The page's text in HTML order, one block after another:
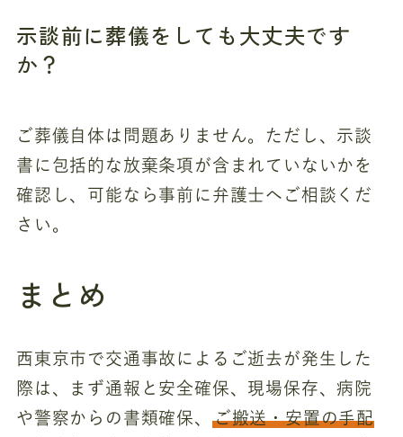
示談前に葬儀をしても大丈夫です
か？
ご葬儀自体は問題ありません。ただし、示談
書に包括的な放棄条項が含まれていないかを
確認し、可能なら事前に弁護士へご相談くだ
さい。
まとめ
西東京市で交通事故によるご逝去が発生した
際は、まず通報と安全確保、現場保存、病院
や警察からの書類確保、
ご搬送・安置の手配